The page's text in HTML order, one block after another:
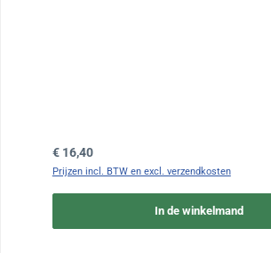
Normale prijs:
€ 16,40
Prijzen incl. BTW en excl. verzendkosten
In de winkelmand